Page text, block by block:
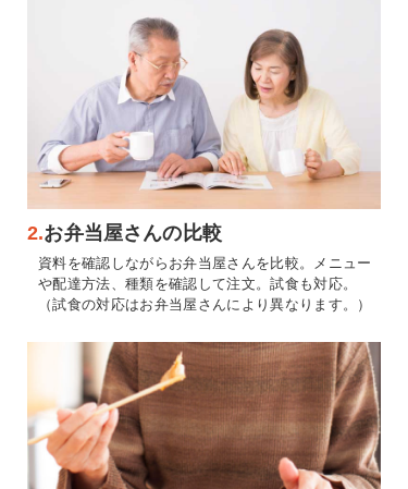
2.お弁当屋さんの比較
資料を確認しながらお弁当屋さんを比較。メニュー
や配達方法、種類を確認して注文。試食も対応。
（試食の対応はお弁当屋さんにより異なります。）